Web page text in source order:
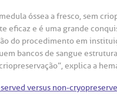
769
Vista
BP
de prontuário médico
particular
óssea a fresco, sem
eficaz e é uma grande
do procedimento em
bancos de sangue
explica a
versus non-